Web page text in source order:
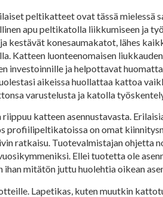
peltikatteet ovat tässä mielessä
apu peltikatolla liikkumiseen ja
kestävät konesaumakatot, lähes
Katteen luonteenomaisen
investoinnille ja helpottavat
aikeissa huollattaa kattoa
varustelusta ja katolla
katteen asennustavasta.
profiilipeltikatoissa on omat
ratkaisu. Tuotevalmistajan ohjetta
Ellei tuotetta ole
mitätön juttu huolehtia oikean
Lapetikas, kuten muutkin